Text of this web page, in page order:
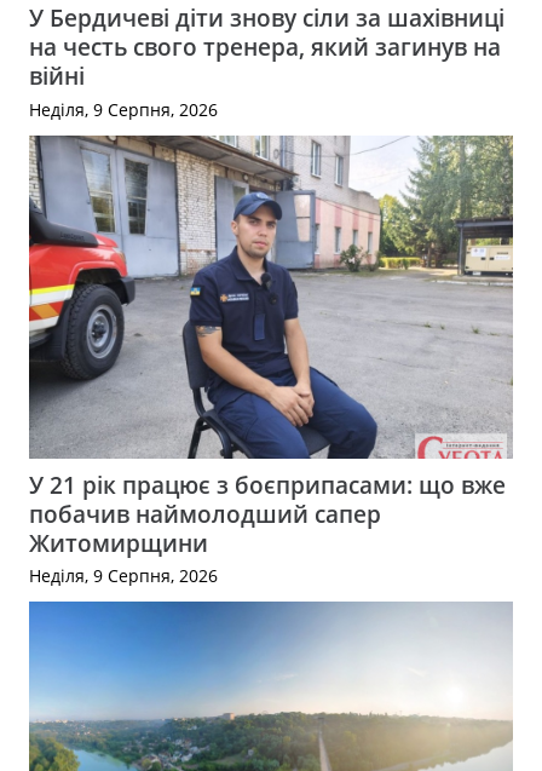
У Бердичеві діти знову сіли за шахівниці
на честь свого тренера, який загинув на
війні
Неділя, 9 Серпня, 2026
У 21 рік працює з боєприпасами: що вже
побачив наймолодший сапер
Житомирщини
Неділя, 9 Серпня, 2026